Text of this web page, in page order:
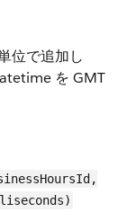
位で追加し
を GMT